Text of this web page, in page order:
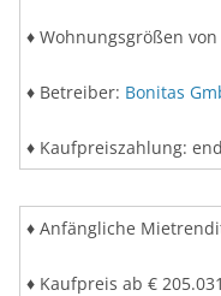
♦ Wohnungsgrößen von
♦ Betreiber: Bonitas
♦ Kaufpreiszahlung:
♦ Anfängliche
♦ Kaufpreis ab €